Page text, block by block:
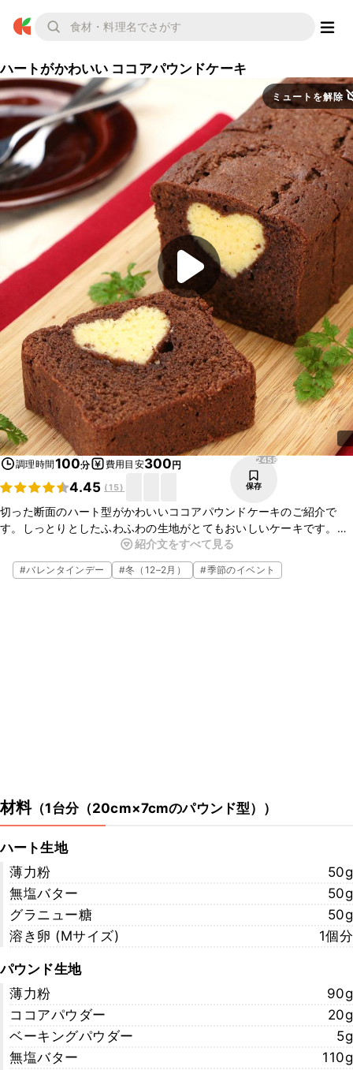
ハートがかわいい ココアパウンドケーキ
ミュートを解除
調理時間100分 費用目安300円
4.45 (15)
2458
保存
切った断面のハート型がかわいいココアパウンドケーキのご紹介で
す。しっとりとしたふわふわの生地がとてもおいしいケーキです。プ
レゼントやおもてなし、バレンタインの時などにおすすめですのでぜ
ひ試してみてくださいね！
紹介文をすべて見る
#バレンタインデー #冬（12–2月） #季節のイベント
材料（1台分（20cm×7cmのパウンド型） ）
ハート生地
薄力粉
50g
無塩バター
50g
グラニュー糖
50g
溶き卵 (Mサイズ)
1個分
パウンド生地
薄力粉
90g
ココアパウダー
20g
ベーキングパウダー
5g
無塩バター
110g